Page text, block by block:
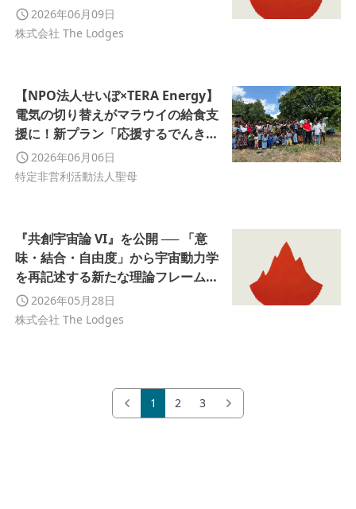
論研究を展開
2026年06月09日
株式会社 The Lodges
【NPO法人せいぼ×TERA Energy】
電気の切り替えがマラウイの給食支
援に！新プラン「応援するでんき」
で日常から世界を変える仕組みを提
供開始
2026年06月06日
特定非営利活動法人聖母
『共創宇宙論 VI』を公開 ── 「意
味・結合・自由度」から宇宙動力学
を再記述する新たな理論フレームを
提示2026年05月28日
株式会社 The Lodges
1 2 3